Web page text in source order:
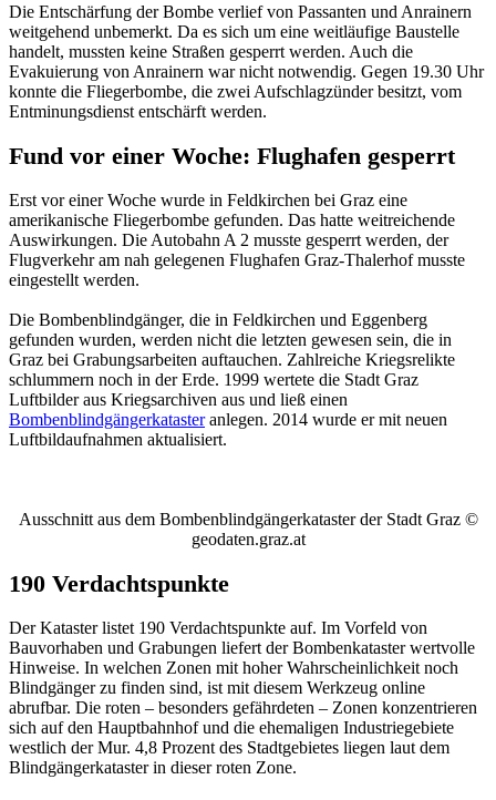
Die Entschärfung der Bombe verlief von Passanten und Anrainern
weitgehend unbemerkt. Da es sich um eine weitläufige Baustelle
handelt, mussten keine Straßen gesperrt werden. Auch die
Evakuierung von Anrainern war nicht notwendig. Gegen 19.30 Uhr
konnte die Fliegerbombe, die zwei Aufschlagzünder besitzt, vom
Entminungsdienst entschärft werden.
Fund vor einer Woche: Flughafen gesperrt
Erst vor einer Woche wurde in Feldkirchen bei Graz eine
amerikanische Fliegerbombe gefunden. Das hatte weitreichende
Auswirkungen. Die Autobahn A 2 musste gesperrt werden, der
Flugverkehr am nah gelegenen Flughafen Graz-Thalerhof musste
eingestellt werden.
Die Bombenblindgänger, die in Feldkirchen und Eggenberg
gefunden wurden, werden nicht die letzten gewesen sein, die in
Graz bei Grabungsarbeiten auftauchen. Zahlreiche Kriegsrelikte
schlummern noch in der Erde. 1999 wertete die Stadt Graz
Luftbilder aus Kriegsarchiven aus und ließ einen
Bombenblindgängerkatasteranlegen. 2014 wurde er mit neuen
Luftbildaufnahmen aktualisiert.
Ausschnitt aus dem Bombenblindgängerkataster der Stadt Graz ©
geodaten.graz.at​
190 Verdachtspunkte
Der Kataster listet 190 Verdachtspunkte auf. Im Vorfeld von
Bauvorhaben und Grabungen liefert der Bombenkataster wertvolle
Hinweise. In welchen Zonen mit hoher Wahrscheinlichkeit noch
Blindgänger zu finden sind, ist mit diesem Werkzeug online
abrufbar. Die roten – besonders gefährdeten – Zonen konzentrieren
sich auf den Hauptbahnhof und die ehemaligen Industriegebiete
westlich der Mur. 4,8 Prozent des Stadtgebietes liegen laut dem
Blindgängerkataster in dieser roten Zone.